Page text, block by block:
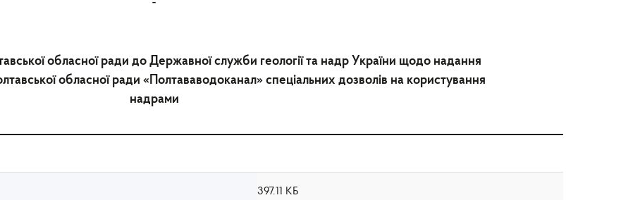
обласної ради до Державної служби геології та надр України щодо надання
обласної ради «Полтававодоканал» спеціальних дозволів на користування
надрами
397.11 КБ